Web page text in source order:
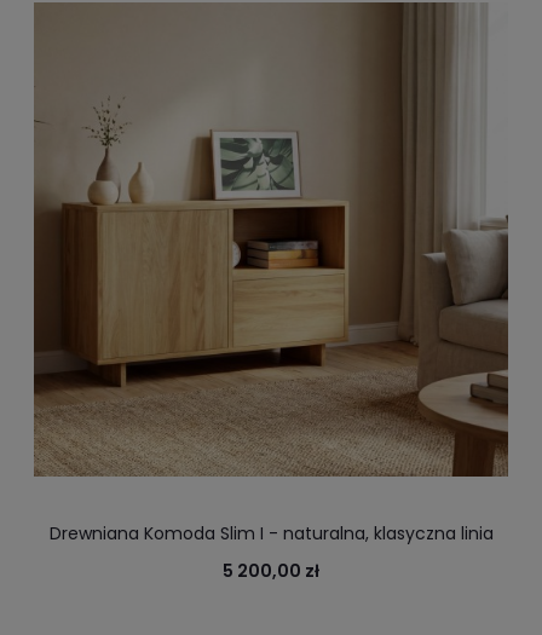
Drewniana Komoda Slim I - naturalna, klasyczna linia
drewnianej komody
5 200,00 zł